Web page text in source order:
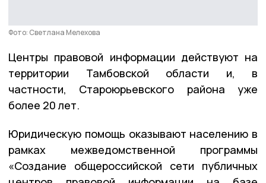
Фото: Светлана Мелехова
Центры правовой информации действуют на
территории Тамбовской области и, в
частности, Староюрьевского района уже
более 20 лет.
Юридическую помощь оказывают населению в
рамках межведомственной программы
«Создание общероссийской сети публичных